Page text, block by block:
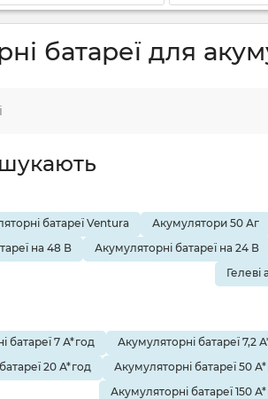
батареї для
батареї Ventura Акумулятори 50 Аг
на 48 В
Акумуляторні батареї на 24 В
Гелеві
батареї 7 А*год Акумуляторні батареї 7,2
20 А*год
Акумуляторні батареї 50
Акумуляторні батареї 150